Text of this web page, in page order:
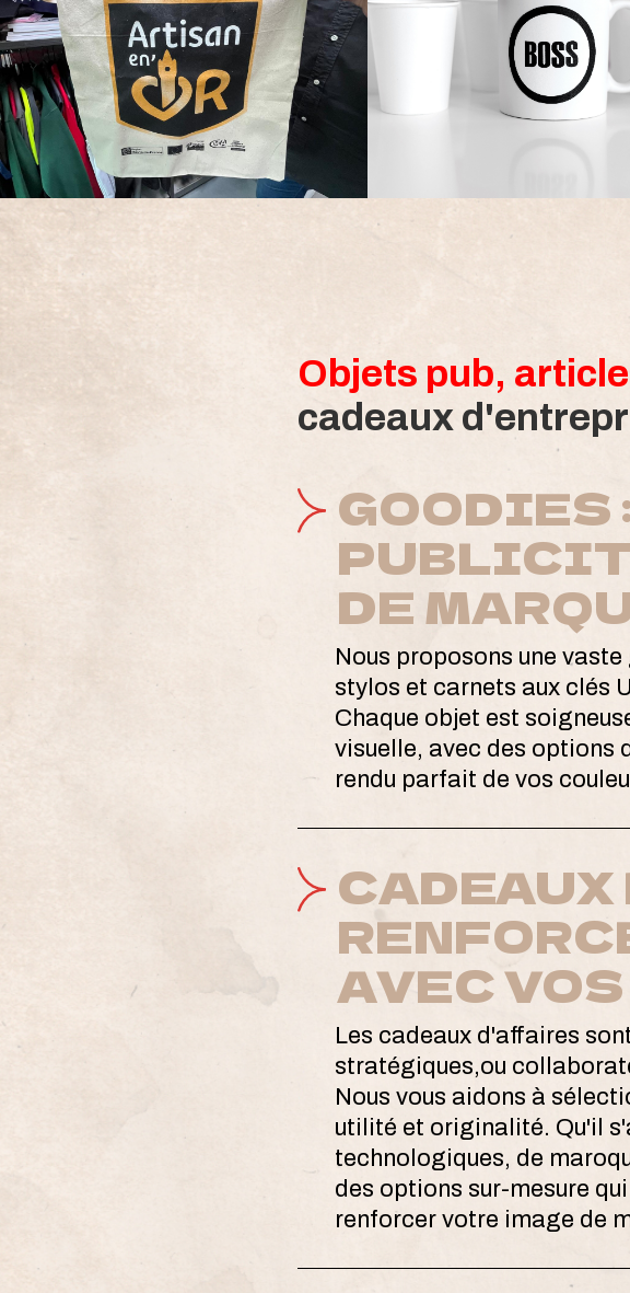
Objets pub,
cadeaux
GOODIES
DE
Nous proposons une
stylos et carnets aux clés
Chaque objet est
visuelle, avec des options
rendu parfait de vos
AVEC
Les cadeaux d'affaires
stratégiques,ou
Nous vous aidons à
utilité et originalité. Qu'il
technologiques, de
des options sur-mesure
renforcer votre image de